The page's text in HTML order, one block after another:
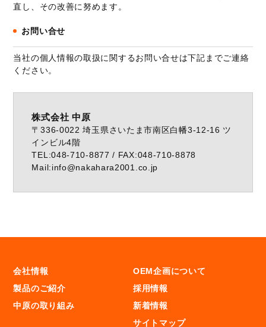
直し、その改善に努めます。
お問い合せ
当社の個人情報の取扱に関するお問い合せは下記までご連絡
ください。
株式会社 中原
〒336-0022 埼玉県さいたま市南区白幡3-12-16 ツ
インビル4階
TEL:048-710-8877 / FAX:048-710-8878
Mail:info@nakahara2001.co.jp
会社情報
製品のご紹介
中原の取り組み
OEM企画について
採用情報
新着情報
サイトマップ